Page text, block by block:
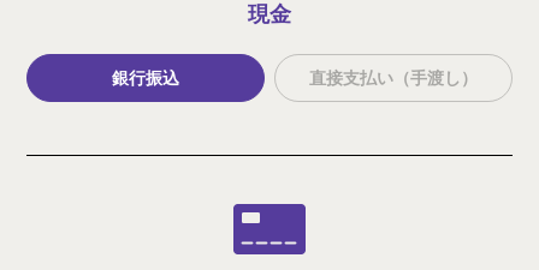
現金
銀行振込 直接支払い（手渡し）